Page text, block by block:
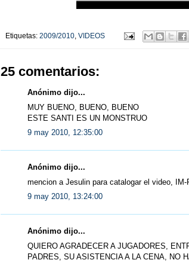
Etiquetas: 2009/2010, VIDEOS
25 comentarios:
Anónimo dijo...
MUY BUENO, BUENO, BUENO
ESTE SANTI ES UN MONSTRUO
9 may 2010, 12:35:00
Anónimo dijo...
mencion a Jesulin para catalogar el video,
9 may 2010, 13:24:00
Anónimo dijo...
QUIERO AGRADECER A JUGADORES,
PADRES, SU ASISTENCIA A LA CENA, NO